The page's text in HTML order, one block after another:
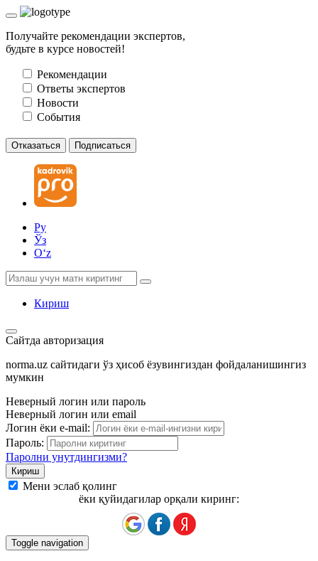
Получайте рекомендации экспертов,
будьте в курсе новостей!
Рекомендации
Ответы экспертов
Новости
События
Отказаться Подписаться
Ру
Ўз
Oʻz
Кириш
Сайтда авторизация
norma.uz сайтидаги ўз ҳисоб ёзувингиздан фойдаланишингиз
мумкин
Неверный логин или пароль
Неверный логин или email
Логин ёки e-mail:
Пароль:
Паролни унутдингизми?
Мени эслаб қолинг
ёки қуйидагилар орқали киринг:
Toggle navigation